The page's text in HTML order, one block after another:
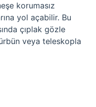
korumasız
yol açabilir. Bu
çıplak gözle
veya teleskopla